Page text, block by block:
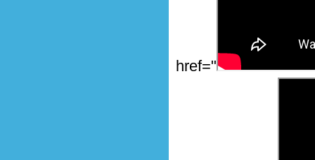
href="